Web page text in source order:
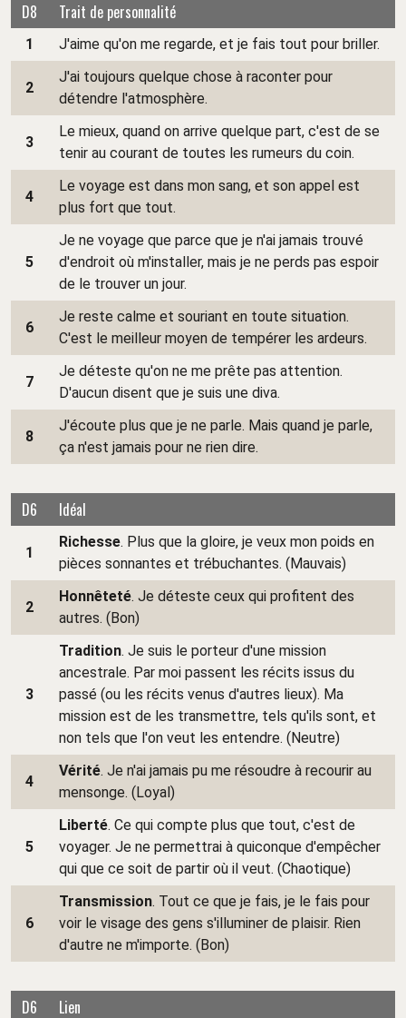
D8 Trait de personnalité
1 J'aime qu'on me regarde, et je fais tout pour briller.
2
J'ai toujours quelque chose à raconter pour
détendre l'atmosphère.
3
Le mieux, quand on arrive quelque part, c'est de se
tenir au courant de toutes les rumeurs du coin.
4
Le voyage est dans mon sang, et son appel est
plus fort que tout.
5
Je ne voyage que parce que je n'ai jamais trouvé
d'endroit où m'installer, mais je ne perds pas espoir
de le trouver un jour.
6
Je reste calme et souriant en toute situation.
C'est le meilleur moyen de tempérer les ardeurs.
7
Je déteste qu'on ne me prête pas attention.
D'aucun disent que je suis une diva.
8
J'écoute plus que je ne parle. Mais quand je parle,
ça n'est jamais pour ne rien dire.
D6 Idéal
1
Richesse. Plus que la gloire, je veux mon poids en
pièces sonnantes et trébuchantes. (Mauvais)
2
Honnêteté. Je déteste ceux qui profitent des
autres. (Bon)
3
Tradition. Je suis le porteur d'une mission
ancestrale. Par moi passent les récits issus du
passé (ou les récits venus d'autres lieux). Ma
mission est de les transmettre, tels qu'ils sont, et
non tels que l'on veut les entendre. (Neutre)
4
Vérité. Je n'ai jamais pu me résoudre à recourir au
mensonge. (Loyal)
5
Liberté. Ce qui compte plus que tout, c'est de
voyager. Je ne permettrai à quiconque d'empêcher
qui que ce soit de partir où il veut. (Chaotique)
6
Transmission. Tout ce que je fais, je le fais pour
voir le visage des gens s'illuminer de plaisir. Rien
d'autre ne m'importe. (Bon)
D6 Lien